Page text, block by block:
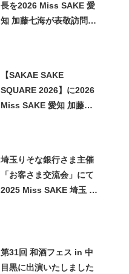
長を2026 Miss SAKE 愛
知 加藤七海が表敬訪問い
【SAKAE SAKE
SQUARE 2026】に2026
Miss SAKE 愛知 加藤七
埼玉りそな銀行さま主催
「お客さま交流会」にて
2025 Miss SAKE 埼玉 石
第31回 和酒フェス in 中
目黒に出演いたしました